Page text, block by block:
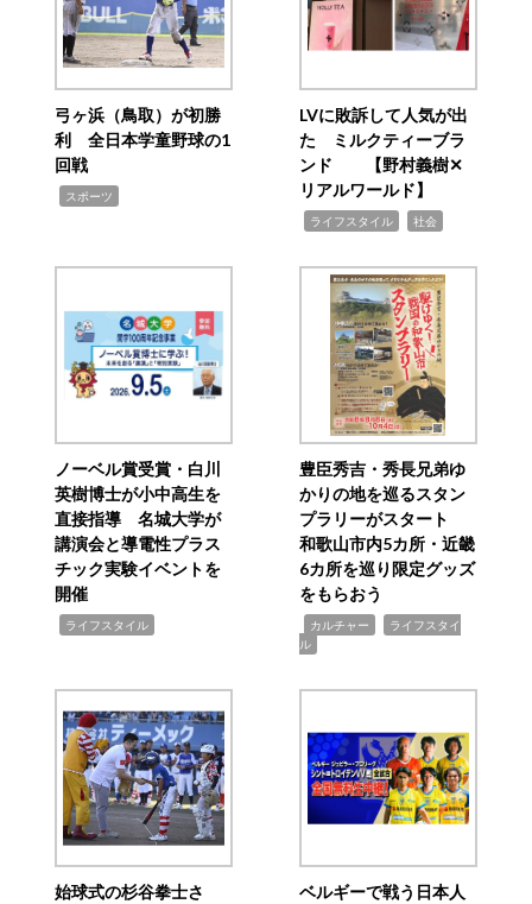
弓ヶ浜（鳥取）が初勝
利 全日本学童野球の1
回戦
スポーツ
LVに敗訴して人気が出
た ミルクティーブラ
ンド 【野村義樹✕
リアルワールド】
ライフスタイル 社会
ノーベル賞受賞・白川
英樹博士が小中高生を
直接指導 名城大学が
講演会と導電性プラス
チック実験イベントを
開催
ライフスタイル
豊臣秀吉・秀長兄弟ゆ
かりの地を巡るスタン
プラリーがスタート
和歌山市内5カ所・近畿
6カ所を巡り限定グッズ
をもらおう
カルチャー
ライフスタイ
ル
始球式の杉谷拳士さ
ベルギーで戦う日本人